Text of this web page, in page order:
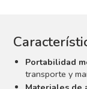
Portabilidad
transporte y